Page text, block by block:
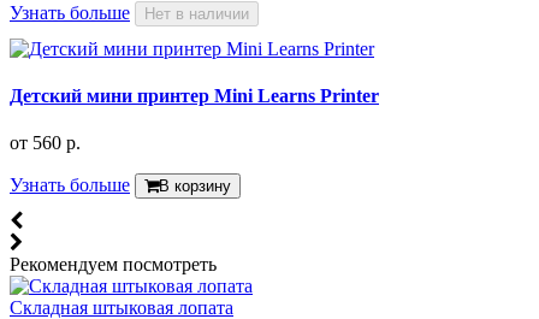
Узнать больше Нет в наличии
Детский мини принтер Mini Learns Printer
от 560 р.
Узнать больше В корзину
Рекомендуем посмотреть
Складная штыковая лопата